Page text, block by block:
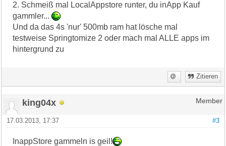
2. Schmeiß mal LocalAppstore runter, du inApp Kauf
gammler...
Und da das 4s 'nur' 500mb ram hat lösche mal
testweise Springtomize 2 oder mach mal ALLE apps im
hintergrund zu
Zitieren
king04x Member
#3
17.03.2013, 17:37
InappStore gammeln is geil!